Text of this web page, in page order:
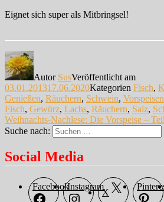
Eignet sich super als Mitbringsel!
Autor SusVeröffentlicht am
03.01.201317.06.2020Kategorien Fisch,
Genießen, Räuchern, Schwein,
Fisch, Gewürz, Lachs, Räuchern, Salz,
Weihnachts-Nachlese: Die Vorspeise –
Suche nach:
Social Media
FacebookInstagram
X